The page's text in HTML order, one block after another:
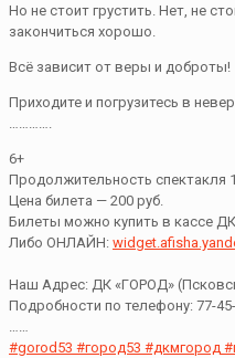
Но не стоит грустить. Нет, не
закончиться хорошо.
Всё зависит от веры и доброты!
Приходите и погрузитесь в
………….
6+
Продолжительность спектакля
Цена билета — 200 руб.
Билеты можно купить в кассе
Либо ОНЛАЙН:
Наш Адрес: ДК «ГОРОД»
Подробности по телефону: 77-
……
#gorod53 #город53 #дкмгород